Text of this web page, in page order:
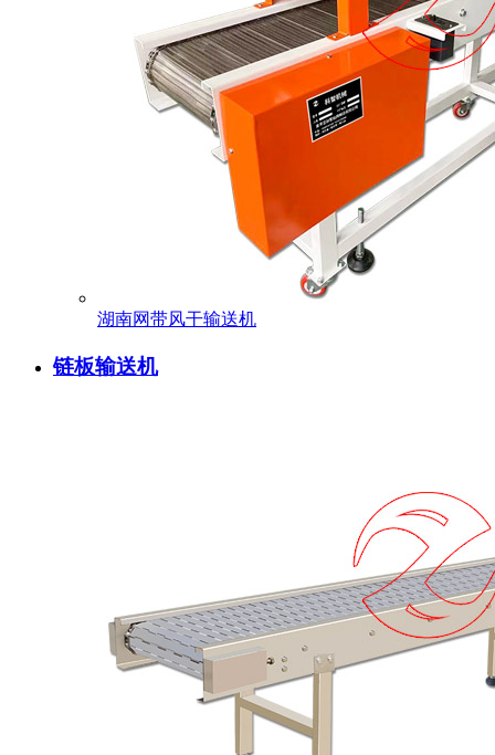
湖南网带风干输送机
链板输送机